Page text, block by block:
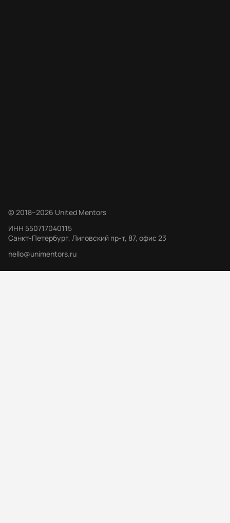
© 2018–2026 United Mentors
ИНН 550717040115
Санкт-Петербург, Лиговский пр-т, 87, офис 23
hello@unimentors.ru